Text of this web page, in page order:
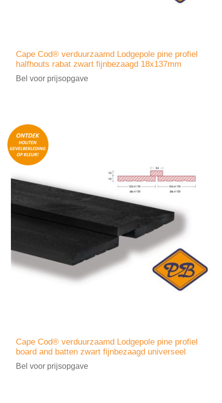
Cape Cod® verduurzaamd Lodgepole pine profiel
halfhouts rabat zwart fijnbezaagd 18x137mm
Bel voor prijsopgave
Cape Cod® verduurzaamd Lodgepole pine profiel
board and batten zwart fijnbezaagd universeel
Bel voor prijsopgave